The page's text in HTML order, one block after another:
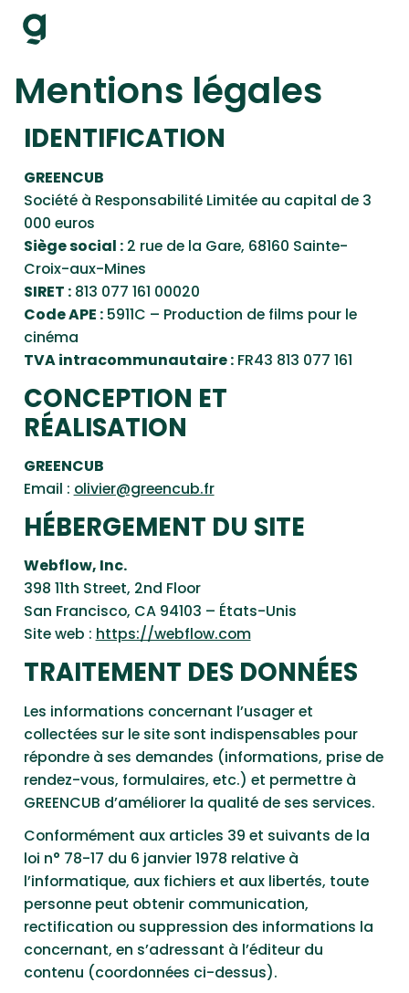
Mentions légales
IDENTIFICATION
GREENCUB
Société à Responsabilité Limitée au capital de 3
000 euros
Siège social :2 rue de la Gare, 68160 Sainte-
Croix-aux-Mines
SIRET :813 077 161 00020
Code APE :5911C – Production de films pour le
cinéma
TVA intracommunautaire :FR43 813 077 161
CONCEPTION ET
RÉALISATION
GREENCUB
Email : olivier@greencub.fr
HÉBERGEMENT DU SITE
Webflow, Inc.
398 11th Street, 2nd Floor
San Francisco, CA 94103 – États-Unis
Site web : https://webflow.com
TRAITEMENT DES DONNÉES
Les informations concernant l’usager et
collectées sur le site sont indispensables pour
répondre à ses demandes (informations, prise de
rendez-vous, formulaires, etc.) et permettre à
GREENCUB d’améliorer la qualité de ses services.
Conformément aux articles 39 et suivants de la
loi n° 78-17 du 6 janvier 1978 relative à
l’informatique, aux fichiers et aux libertés, toute
personne peut obtenir communication,
rectification ou suppression des informations la
concernant, en s’adressant à l’éditeur du
contenu (coordonnées ci-dessus).